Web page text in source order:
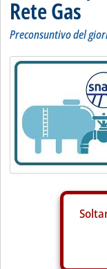
Rete Gas
Preconsuntivo del